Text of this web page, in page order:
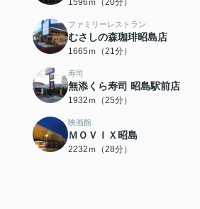
1596ｍ（20分）
ファミリーレストラン
むさしの森珈琲昭島店
1665ｍ（21分）
寿司
無添くら寿司 昭島駅前店
1932ｍ（25分）
映画館
ＭＯＶＩＸ昭島
2232ｍ（28分）